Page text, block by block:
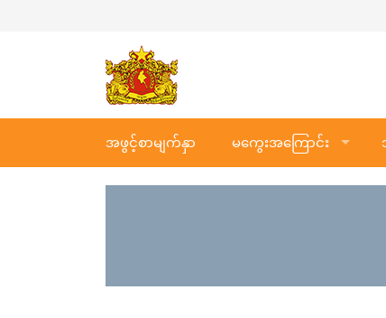
အဖွင့်စာမျက်နှာ မကွေးအကြောင်း